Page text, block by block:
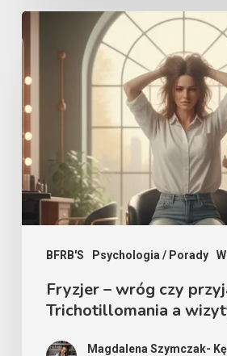
BFRB'S Psychologia / Porady
wróg
czy
Trichotillomania
a
wizyty
w
salonie
Fryzjer – wróg czy
Trichotillomania a
Magdalena Szymczak-